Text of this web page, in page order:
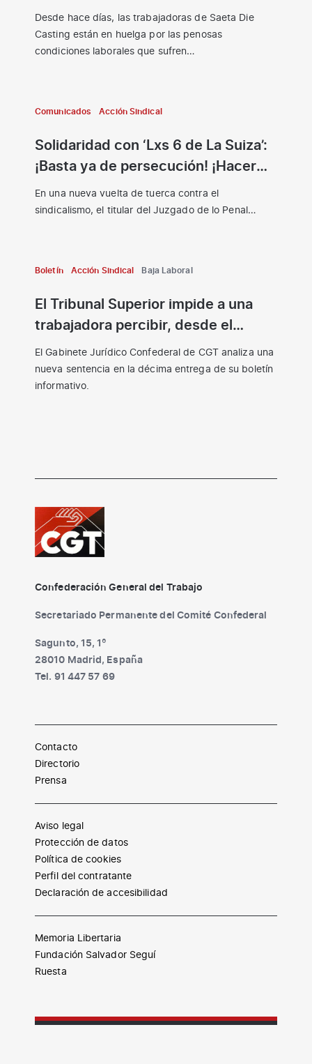
Desde hace días, las trabajadoras de Saeta Die
Casting están en huelga por las penosas
condiciones laborales que sufren…
Comunicados Acción Sindical
Solidaridad con ‘Lxs 6 de La Suiza’:
¡Basta ya de persecución! ¡Hacer
sindicalismo no es delito!
En una nueva vuelta de tuerca contra el
sindicalismo, el titular del Juzgado de lo Penal…
Boletín Acción Sindical Baja Laboral
El Tribunal Superior impide a una
trabajadora percibir, desde el
comienzo de su baja laboral, el
complemento de mejora IT de la
empresa.
El Gabinete Jurídico Confederal de CGT analiza una
nueva sentencia en la décima entrega de su boletín
informativo.
Confederación General del Trabajo
Secretariado Permanente del Comité Confederal
Sagunto, 15, 1º
28010 Madrid, España
Tel. 91 447 57 69
Contacto
Directorio
Prensa
Aviso legal
Protección de datos
Política de cookies
Perfil del contratante
Declaración de accesibilidad
Memoria Libertaria
Fundación Salvador Seguí
Ruesta